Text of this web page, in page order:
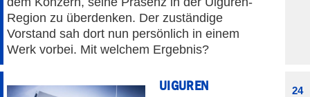
Region zu überdenken. Der zuständige
Vorstand sah dort nun persönlich in einem
Werk vorbei. Mit welchem Ergebnis?
UIGUREN
24